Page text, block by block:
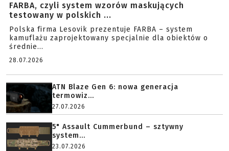
FARBA, czyli system wzorów maskujących
testowany w polskich ...
Polska firma Lesovik prezentuje FARBA – system
kamuflażu zaprojektowany specjalnie dla obiektów o
średnie...
28.07.2026
ATN Blaze Gen 6: nowa generacja
termowiz...
27.07.2026
5" Assault Cummerbund – sztywny
system...
23.07.2026